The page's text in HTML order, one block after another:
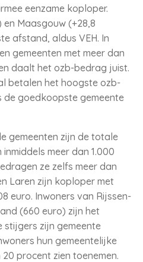
eenzame koploper.
en Maasgouw (+28,8
afstand, aldus VEH. In
gemeenten met meer dan
daalt het ozb-bedrag juist.
betalen het hoogste ozb-
de goedkoopste gemeente
gemeenten zijn de totale
meer dan 1.000
ze zelfs meer dan
Laren zijn koploper met
euro. Inwoners van Rijssen-
(660 euro) zijn het
zijn gemeente
hun gemeentelijke
procent zien toenemen.